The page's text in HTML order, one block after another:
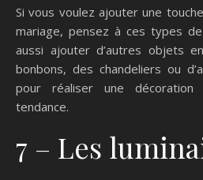
Si vous voulez ajouter une
mariage, pensez à ces types
aussi ajouter d’autres objets
bonbons, des chandeliers ou
pour réaliser une
tendance.
7 – Les